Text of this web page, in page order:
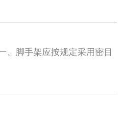
、脚手架应按规定采用密目